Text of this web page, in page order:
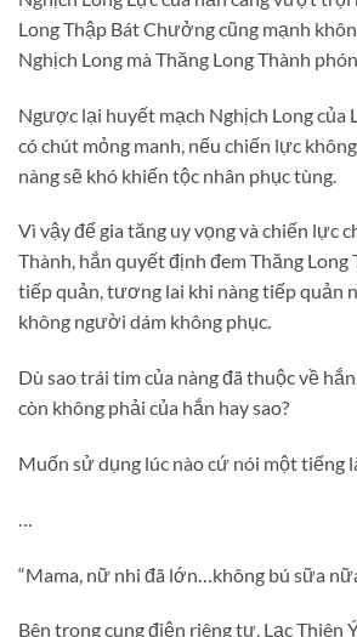
Long Thập Bát Chưởng cũng mạnh
Nghịch Long mà Thăng Long Thành
Ngược lại huyết mạch Nghịch Long của
có chút mỏng manh, nếu chiến lực
nàng sẽ khó khiến tộc nhân phục tùng.
Vì vậy để gia tăng uy vọng và chiến lực
Thành, hắn quyết định đem Thăng Long
tiếp quản, tương lai khi nàng tiếp quản
không người dám không phục.
Dù sao trái tim của nàng đã thuộc về
còn không phải của hắn hay sao?
Muốn sử dụng lúc nào cứ nói một tiếng
…
“Mama, nữ nhi đã lớn…không bú sữa
Bên trong cung điện riêng tư, Lạc Thiên